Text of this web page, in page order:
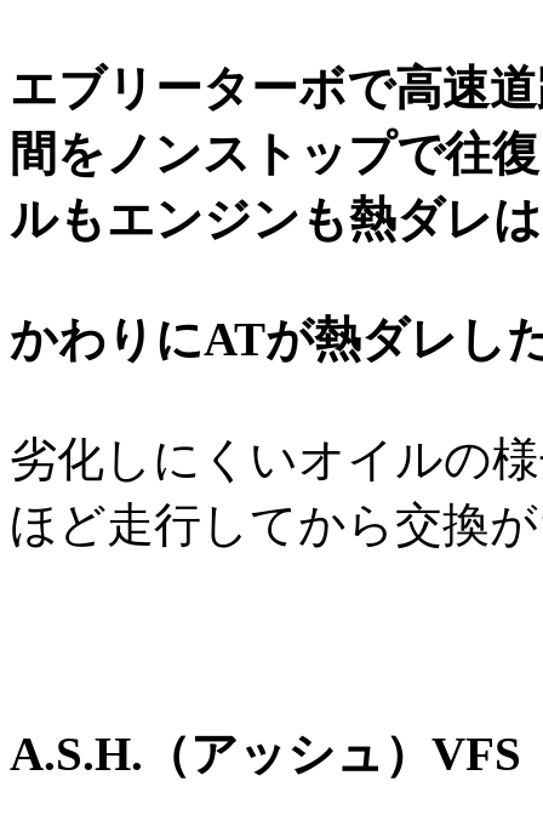
エブリーターボで高速
間をノンストップで往
ルもエンジンも熱ダレ
かわりにATが熱ダレし
劣化しにくいオイルの
ほど走行してから交換
A.S.H.（アッシュ）